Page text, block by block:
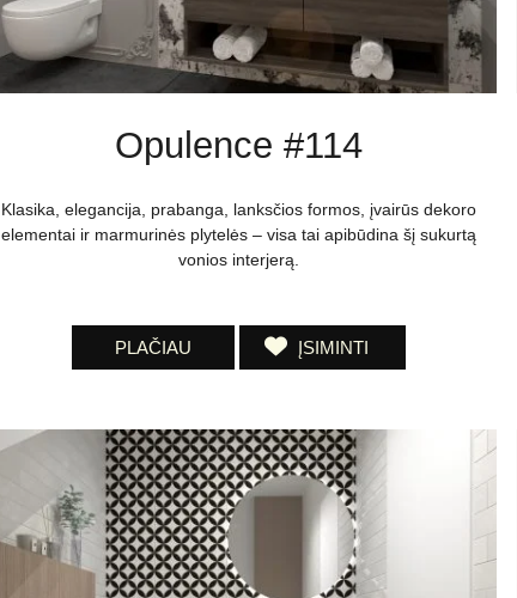
Opulence #114
Klasika, elegancija, prabanga, lanksčios formos, įvairūs dekoro
elementai ir marmurinės plytelės – visa tai apibūdina šį sukurtą
vonios interjerą.
PLAČIAU ĮSIMINTI